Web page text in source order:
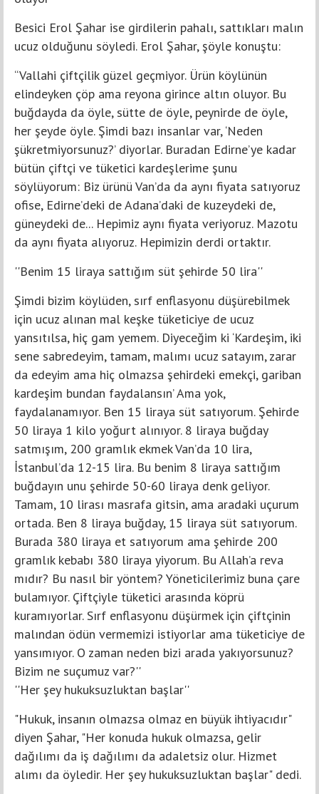
Besici Erol Şahar ise girdilerin pahalı, sattıkları malın
ucuz olduğunu söyledi. Erol Şahar, şöyle konuştu:
“Vallahi çiftçilik güzel geçmiyor. Ürün köylünün
elindeyken çöp ama reyona girince altın oluyor. Bu
buğdayda da öyle, sütte de öyle, peynirde de öyle,
her şeyde öyle. Şimdi bazı insanlar var, ‘Neden
şükretmiyorsunuz?’ diyorlar. Buradan Edirne’ye kadar
bütün çiftçi ve tüketici kardeşlerime şunu
söylüyorum: Biz ürünü Van’da da aynı fiyata satıyoruz
ofise, Edirne’deki de Adana’daki de kuzeydeki de,
güneydeki de... Hepimiz aynı fiyata veriyoruz. Mazotu
da aynı fiyata alıyoruz. Hepimizin derdi ortaktır.
''Benim 15 liraya sattığım süt şehirde 50 lira''
Şimdi bizim köylüden, sırf enflasyonu düşürebilmek
için ucuz alınan mal keşke tüketiciye de ucuz
yansıtılsa, hiç gam yemem. Diyeceğim ki ‘Kardeşim, iki
sene sabredeyim, tamam, malımı ucuz satayım, zarar
da edeyim ama hiç olmazsa şehirdeki emekçi, gariban
kardeşim bundan faydalansın’ Ama yok,
faydalanamıyor. Ben 15 liraya süt satıyorum. Şehirde
50 liraya 1 kilo yoğurt alınıyor. 8 liraya buğday
satmışım, 200 gramlık ekmek Van’da 10 lira,
İstanbul’da 12-15 lira. Bu benim 8 liraya sattığım
buğdayın unu şehirde 50-60 liraya denk geliyor.
Tamam, 10 lirası masrafa gitsin, ama aradaki uçurum
ortada. Ben 8 liraya buğday, 15 liraya süt satıyorum.
Burada 380 liraya et satıyorum ama şehirde 200
gramlık kebabı 380 liraya yiyorum. Bu Allah’a reva
mıdır? Bu nasıl bir yöntem? Yöneticilerimiz buna çare
bulamıyor. Çiftçiyle tüketici arasında köprü
kuramıyorlar. Sırf enflasyonu düşürmek için çiftçinin
malından ödün vermemizi istiyorlar ama tüketiciye de
yansımıyor. O zaman neden bizi arada yakıyorsunuz?
Bizim ne suçumuz var?''
''Her şey hukuksuzluktan başlar''
"Hukuk, insanın olmazsa olmaz en büyük ihtiyacıdır"
diyen Şahar, "Her konuda hukuk olmazsa, gelir
dağılımı da iş dağılımı da adaletsiz olur. Hizmet
alımı da öyledir. Her şey hukuksuzluktan başlar" dedi.